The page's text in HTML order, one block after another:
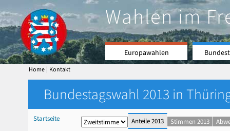
Wahlen im
Europawahlen
Home | Kontakt
Bundestagswahl 2013 in
Startseite
Anteile 2013 Stimmen 2013